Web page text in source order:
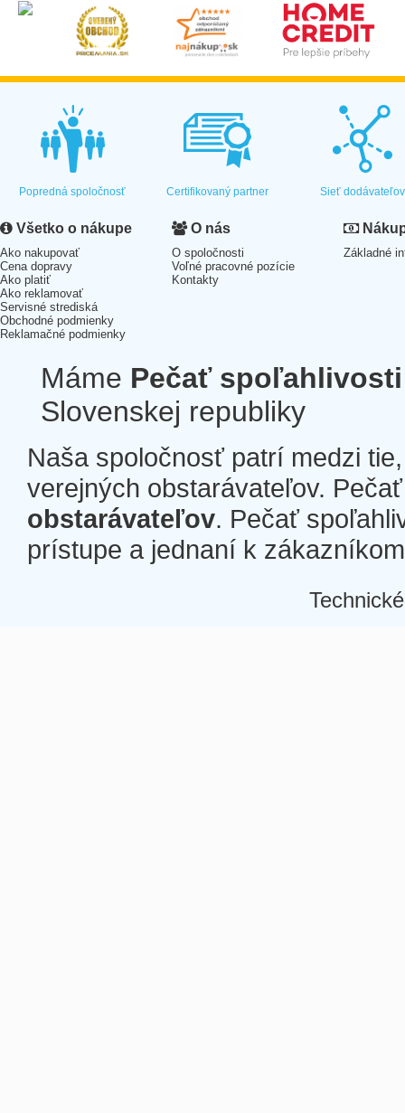
Popredná spoločnosť Certifikovaný partner Sieť dodávateľov
Všetko o nákupe
Ako nakupovať
Cena dopravy
Ako platiť
Ako reklamovať
Servisné strediská
Obchodné podmienky
Reklamačné podmienky
O nás
O spoločnosti
Voľné pracovné pozície
Kontakty
Základné
Máme Pečať spoľahlivosti
Slovenskej republiky
Naša spoločnosť patrí medzi
verejných obstarávateľov.
obstarávateľov. Pečať
prístupe a jednaní k